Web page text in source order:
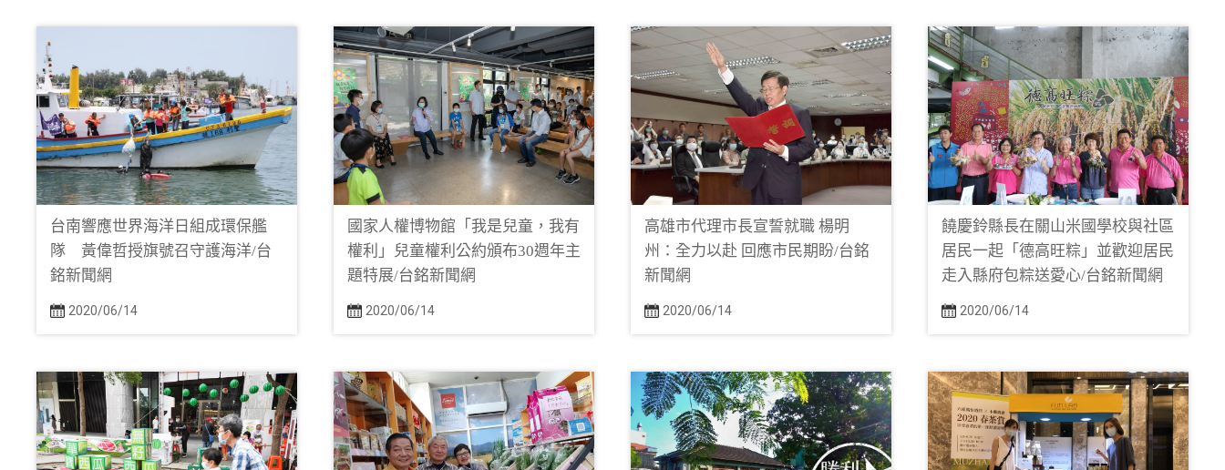
台南響應世界海洋日組成環保艦
隊 黃偉哲授旗號召守護海洋/台
銘新聞網
2020/06/14
國家人權博物館「我是兒童，我有
權利」兒童權利公約頒布30週年主
題特展/台銘新聞網
2020/06/14
高雄市代理市長宣誓就職 楊明
州：全力以赴 回應市民期盼/台銘
新聞網
2020/06/14
饒慶鈴縣長在關山米國學校與社區
居民一起「德高旺粽」並歡迎居民
走入縣府包粽送愛心/台銘新聞網
2020/06/14